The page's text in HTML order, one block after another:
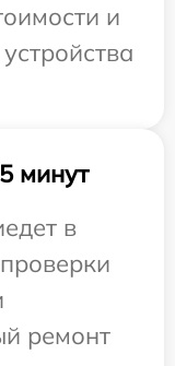
и
минут
в
ремонт